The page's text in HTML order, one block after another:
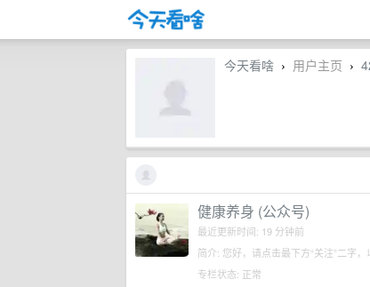
今天看啥 › 用户主页 ›
健康养身 (公众号)
最近更新时间: 19 分钟前
简介: 您好，请点击最下方“关注”二字
专栏状态: 正常